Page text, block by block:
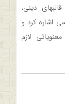
دینی،
اشاره کرد و
لازم